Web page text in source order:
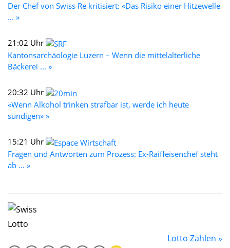
Der Chef von Swiss Re kritisiert: «Das Risiko einer Hitzewelle
... »
21:02 Uhr
Kantonsarchäologie Luzern – Wenn die mittelalterliche
Bäckerei ... »
20:32 Uhr
«Wenn Alkohol trinken strafbar ist, werde ich heute
sündigen» »
15:21 Uhr
Fragen und Antworten zum Prozess: Ex-Raiffeisenchef steht
ab ... »
Lotto Zahlen »